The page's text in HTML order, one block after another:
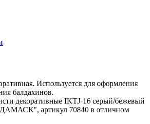
Используется для оформления
балдахинов.
декоративные IKTJ-16 серый/бежевый
артикул 70840 в отличном